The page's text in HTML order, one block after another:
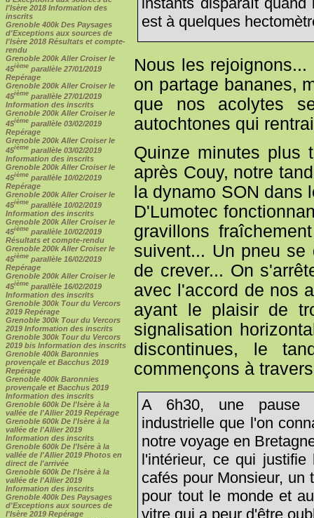
l'Isère 2018 Information des
inscrits
Grenoble 400k Des Paysages
d'Exceptions aux sources de
l'Isère 2018 Résultats et compte-
rendu
Grenoble 200k Aller Croiser le
45ième parallèle 27/01/2019
Repérage
Grenoble 200k Aller Croiser le
45ième parallèle 27/01/2019
Information des inscrits
Grenoble 200k Aller Croiser le
45ième parallèle 03/02/2019
Repérage
Grenoble 200k Aller Croiser le
45ième parallèle 03/02/2019
Information des inscrits
Grenoble 200k Aller Croiser le
45ième parallèle 10/02/2019
Repérage
Grenoble 200k Aller Croiser le
45ième parallèle 10/02/2019
Information des inscrits
Grenoble 200k Aller Croiser le
45ième parallèle 10/02/2019
Résultats et compte-rendu
Grenoble 200k Aller Croiser le
45ième parallèle 16/02/2019
Repérage
Grenoble 200k Aller Croiser le
45ième parallèle 16/02/2019
Information des inscrits
Grenoble 300k Tour du Vercors
2019 Repérage
Grenoble 300k Tour du Vercors
2019 Information des inscrits
Grenoble 300k Tour du Vercors
2019 bis Information des inscrits
Grenoble 400k Baronnies
provençale et Bacchus 2019
Repérage
Grenoble 400k Baronnies
provençale et Bacchus 2019
Information des inscrits
Grenoble 600k De l'Isère à la
vallée de l'Allier 2019 Repérage
Grenoble 600k De l'Isère à la
vallée de l'Allier 2019
Information des inscrits
Grenoble 600k De l'Isère à la
vallée de l'Allier 2019 Photos en
direct de l'arrivée
Grenoble 600k De l'Isère à la
vallée de l'Allier 2019
Information des inscrits
Grenoble 400k Des Paysages
d'Exceptions aux sources de
l'Isère 2019 Repérage
est à quelques
Nous les
on partage bananes,
que nos acolytes
autochtones qui
Quinze minutes plus
après Couy, notre
la dynamo SON dans
D'Lumotec
gravillons
suivent... Un pneu se
de crever... On
avec l'accord de nos
ayant le plaisir de
signalisation
discontinues, le
commençons à
A 6h30, une pause
industrielle que l'on
notre voyage en
l'intérieur, ce qui
cafés pour Monsieur, un
pour tout le monde et
vitre qui a peur d'être